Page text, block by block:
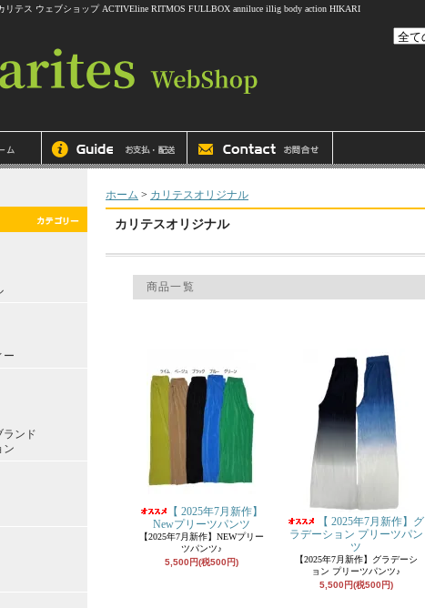
リテス ウェブショップ ACTIVEline RITMOS FULLBOX anniluce illig body action HIKARI
ー
ランド
ン
ホーム > カリテスオリジナル
カリテスオリジナル
商品一覧
【 2025年7月新作】
Newプリーツパンツ
【2025年7月新作】NEWプリー
ツパンツ♪
5,500円(税500円)
【 2025年7月新作】グ
ラデーション プリーツパン
ツ
【2025年7月新作】グラデーシ
ョン プリーツパンツ♪
5,500円(税500円)